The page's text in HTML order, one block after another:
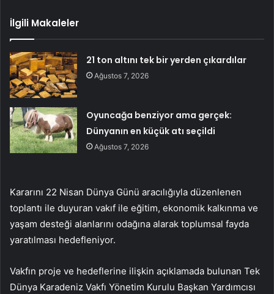
İlgili Makaleler
21 ton altını tek bir yerden çıkardılar
Ağustos 7, 2026
Oyuncağa benziyor ama gerçek:
Dünyanın en küçük atı seçildi
Ağustos 7, 2026
Kararını 22 Nisan Dünya Günü aracılığıyla düzenlenen
toplantı ile duyuran vakıf ile eğitim, ekonomik kalkınma ve
yaşam desteği alanlarını odağına alarak toplumsal fayda
yaratılması hedefleniyor.
Vakfın proje ve hedeflerine ilişkin açıklamada bulunan Tek
Dünya Karadeniz Vakfı Yönetim Kurulu Başkan Yardımcısı